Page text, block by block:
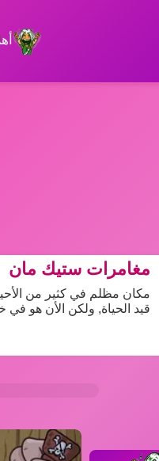
مغامرات ستيك مان
مكان مظلم في كثير من
قيد الحياة, ولكن الأن هو في